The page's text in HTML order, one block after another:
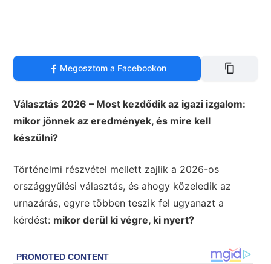
Megosztom a Facebookon
Választás 2026 – Most kezdődik az igazi izgalom:
mikor jönnek az eredmények, és mire kell
készülni?
Történelmi részvétel mellett zajlik a 2026-os
országgyűlési választás, és ahogy közeledik az
urnazárás, egyre többen teszik fel ugyanazt a
kérdést: mikor derül ki végre, ki nyert?